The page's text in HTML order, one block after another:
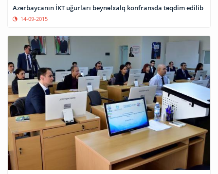
Azərbaycanın İKT uğurları beynəlxalq konfransda təqdim edilib
14-09-2015